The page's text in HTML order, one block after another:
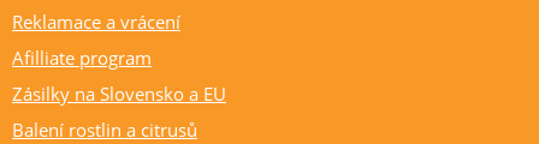
Reklamace a vrácení
Afilliate program
Zásilky na Slovensko a EU
Balení rostlin a citrusů